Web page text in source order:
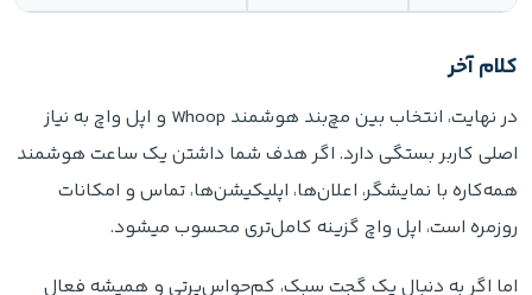
کلام آخر
در نهایت، انتخاب بین مچ‌بند هوشمند Whoop و اپل واچ به نیاز
اصلی کاربر بستگی دارد. اگر هدف شما داشتن یک ساعت هوشمند
همه‌کاره با نمایشگر، اعلان‌ها، اپلیکیشن‌ها، تماس و امکانات
روزمره است، اپل واچ گزینه کامل‌تری محسوب میشود.
اما اگر به دنبال یک گجت سبک، کم‌حواس‌پرتی و همیشه فعال